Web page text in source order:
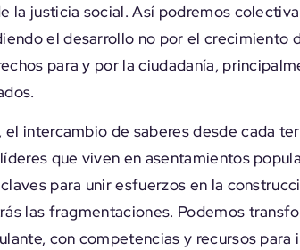
la justicia social. Así podremos
el desarrollo no por el crecimiento
para y por la ciudadanía,
el intercambio de saberes desde cada
que viven en asentamientos
para unir esfuerzos en la
las fragmentaciones. Podemos
con competencias y recursos para